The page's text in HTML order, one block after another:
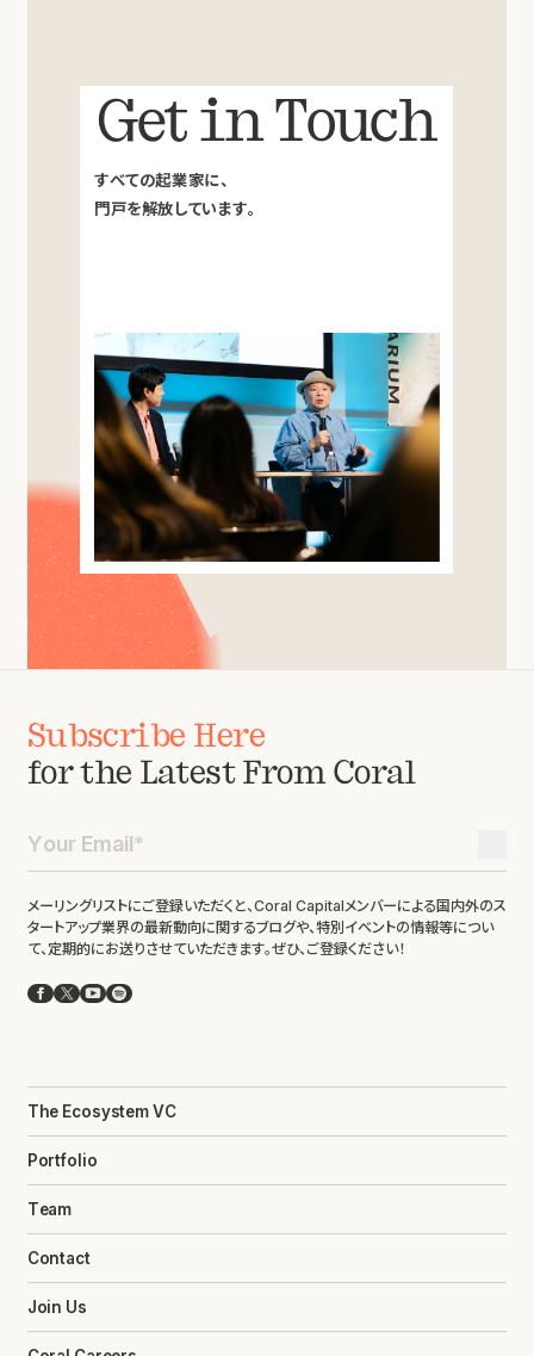
Get in Touch
すべての起業家に、
門戸を解放しています。
Subscribe Here
for the Latest From Coral
メーリングリストにご登録いただくと、Coral Capitalメンバーによる国内外のス
タートアップ業界の最新動向に関するブログや、特別イベントの情報等につい
て、定期的にお送りさせていただきます。ぜひ、ご登録ください！
Facebook
X YouTube
Spotify
The Ecosystem VC
Portfolio
Team
Contact
Join Us